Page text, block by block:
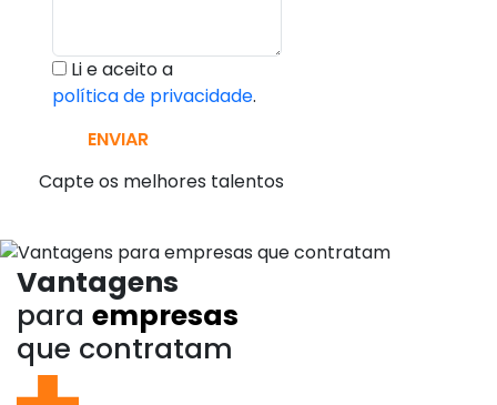
Li e aceito a
política de privacidade.
ENVIAR
Capte os melhores talentos
Vantagens
para empresas
que contratam